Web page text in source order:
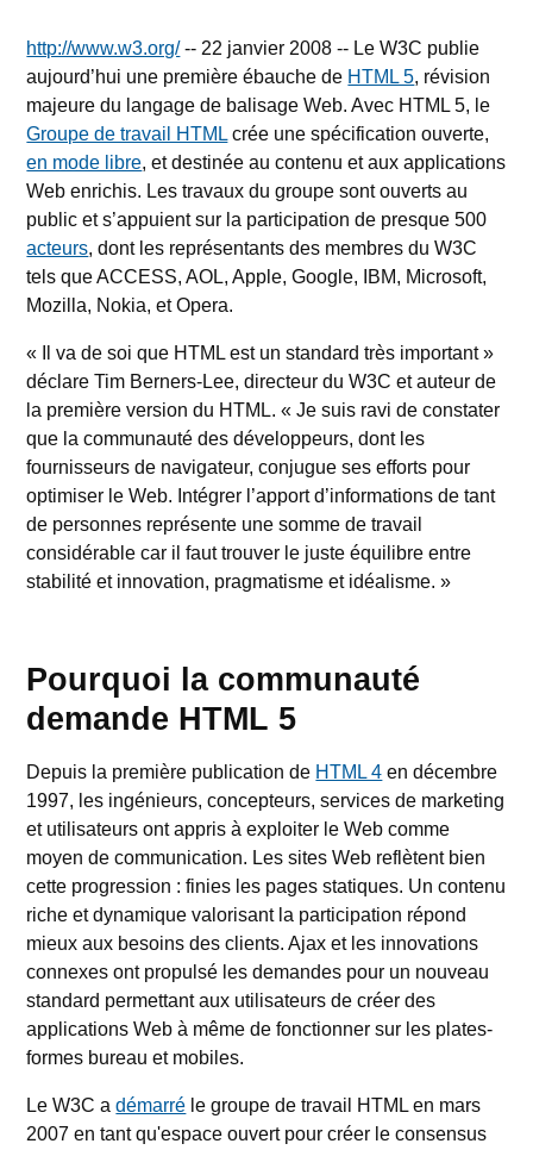
http://www.w3.org/-- 22 janvier 2008 -- Le W3C publie
aujourd’hui une première ébauche de HTML 5, révision
majeure du langage de balisage Web. Avec HTML 5, le
Groupe de travail HTML crée une spécification ouverte,
en mode libre, et destinée au contenu et aux applications
Web enrichis. Les travaux du groupe sont ouverts au
public et s’appuient sur la participation de presque 500
acteurs, dont les représentants des membres du W3C
tels que ACCESS, AOL, Apple, Google, IBM, Microsoft,
Mozilla, Nokia, et Opera.
« Il va de soi que HTML est un standard très important »
déclare Tim Berners-Lee, directeur du W3C et auteur de
la première version du HTML. « Je suis ravi de constater
que la communauté des développeurs, dont les
fournisseurs de navigateur, conjugue ses efforts pour
optimiser le Web. Intégrer l’apport d’informations de tant
de personnes représente une somme de travail
considérable car il faut trouver le juste équilibre entre
stabilité et innovation, pragmatisme et idéalisme. »
Pourquoi la communauté
demande HTML 5
Depuis la première publication de HTML 4 en décembre
1997, les ingénieurs, concepteurs, services de marketing
et utilisateurs ont appris à exploiter le Web comme
moyen de communication. Les sites Web reflètent bien
cette progression : finies les pages statiques. Un contenu
riche et dynamique valorisant la participation répond
mieux aux besoins des clients. Ajax et les innovations
connexes ont propulsé les demandes pour un nouveau
standard permettant aux utilisateurs de créer des
applications Web à même de fonctionner sur les plates-
formes bureau et mobiles.
Le W3C adémarré le groupe de travail HTML en mars
2007 en tant qu'espace ouvert pour créer le consensus